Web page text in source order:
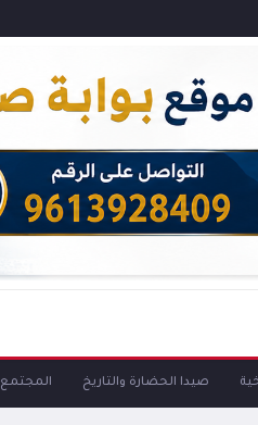
صيدا الحضارة والتاريخ المجتمع